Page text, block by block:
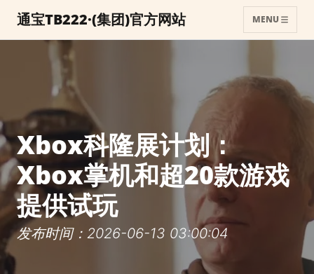
通宝TB222·(集团)官方网站 MENU
Xbox科隆展计划：
Xbox掌机和超20款游戏
提供试玩
发布时间：2026-06-13 03:00:04